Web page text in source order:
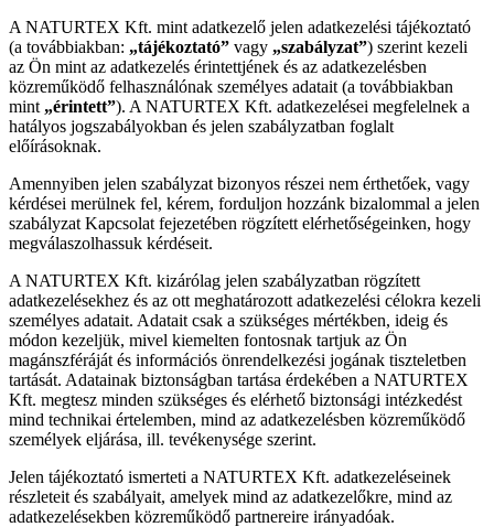
A NATURTEX Kft. mint adatkezelő jelen adatkezelési tájékoztató
(a továbbiakban: „tájékoztató” vagy „szabályzat”) szerint kezeli
az Ön mint az adatkezelés érintettjének és az adatkezelésben
közreműködő felhasználónak személyes adatait (a továbbiakban
mint „érintett”). A NATURTEX Kft. adatkezelései megfelelnek a
hatályos jogszabályokban és jelen szabályzatban foglalt
előírásoknak.
Amennyiben jelen szabályzat bizonyos részei nem érthetőek, vagy
kérdései merülnek fel, kérem, forduljon hozzánk bizalommal a jelen
szabályzat Kapcsolat fejezetében rögzített elérhetőségeinken, hogy
megválaszolhassuk kérdéseit.
A NATURTEX Kft. kizárólag jelen szabályzatban rögzített
adatkezelésekhez és az ott meghatározott adatkezelési célokra kezeli
személyes adatait. Adatait csak a szükséges mértékben, ideig és
módon kezeljük, mivel kiemelten fontosnak tartjuk az Ön
magánszféráját és információs önrendelkezési jogának tiszteletben
tartását. Adatainak biztonságban tartása érdekében a NATURTEX
Kft. megtesz minden szükséges és elérhető biztonsági intézkedést
mind technikai értelemben, mind az adatkezelésben közreműködő
személyek eljárása, ill. tevékenysége szerint.
Jelen tájékoztató ismerteti a NATURTEX Kft. adatkezeléseinek
részleteit és szabályait, amelyek mind az adatkezelőkre, mind az
adatkezelésekben közreműködő partnereire irányadóak.